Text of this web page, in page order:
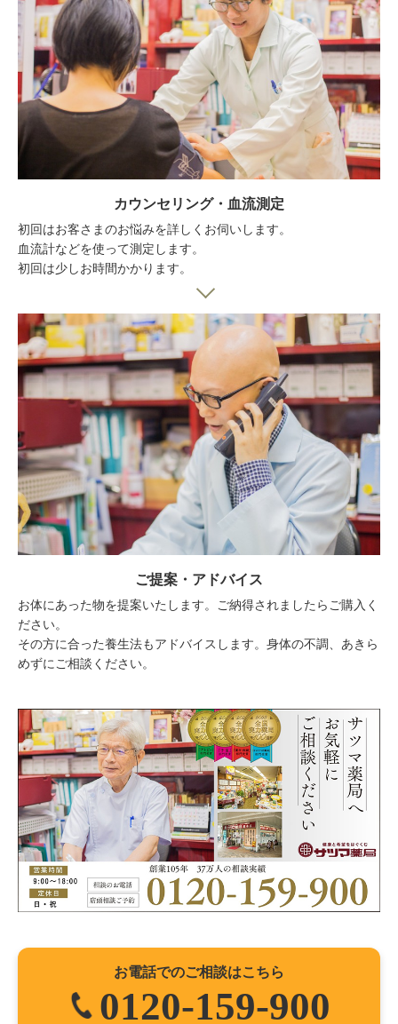
カウンセリング・血流測定
初回はお客さまのお悩みを詳しくお伺いします。
血流計などを使って測定します。
初回は少しお時間かかります。
ご提案・アドバイス
お体にあった物を提案いたします。ご納得されましたらご購入く
ださい。
その方に合った養生法もアドバイスします。身体の不調、あきら
めずにご相談ください。
お電話でのご相談はこちら
0120-159-900